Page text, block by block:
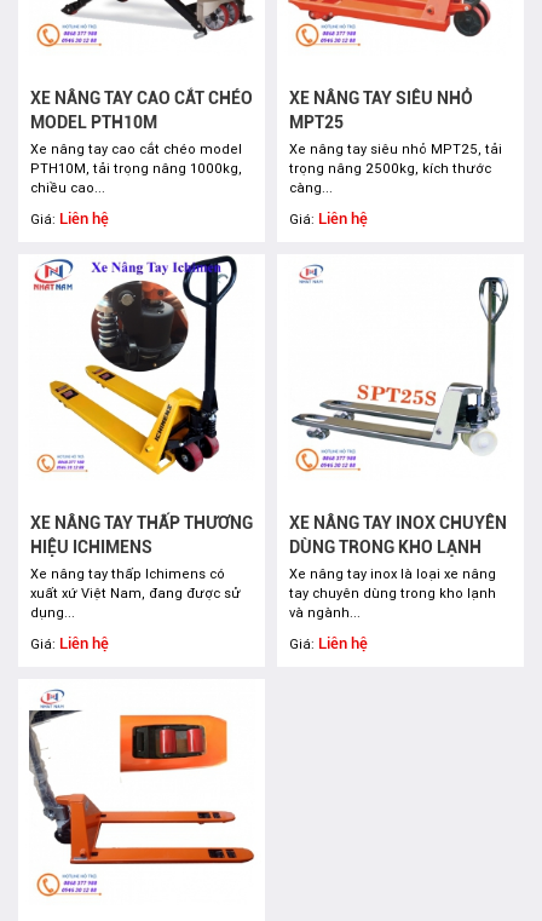
XE NÂNG TAY CAO CẮT CHÉO
MODEL PTH10M
Xe nâng tay cao cắt chéo model
PTH10M, tải trọng nâng 1000kg,
chiều cao...
Giá: Liên hệ
XE NÂNG TAY SIÊU NHỎ
MPT25
Xe nâng tay siêu nhỏ MPT25, tải
trọng nâng 2500kg, kích thước
càng...
Giá: Liên hệ
XE NÂNG TAY THẤP THƯƠNG
HIỆU ICHIMENS
Xe nâng tay thấp Ichimens có
xuất xứ Việt Nam, đang được sử
dụng...
Giá: Liên hệ
XE NÂNG TAY INOX CHUYÊN
DÙNG TRONG KHO LẠNH
Xe nâng tay inox là loại xe nâng
tay chuyên dùng trong kho lạnh
và ngành...
Giá: Liên hệ